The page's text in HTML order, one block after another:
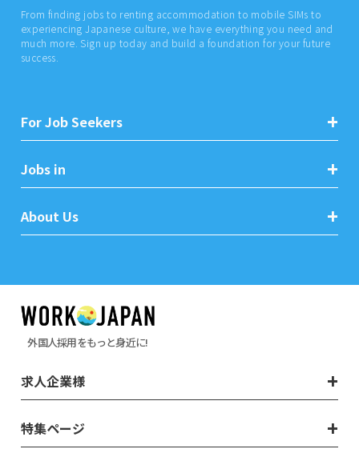
From finding jobs to renting accommodation to mobile SIMs to
experiencing Japanese culture, we have everything you need and
much more. Sign up today and build a foundation for your future
success.
For Job Seekers
Jobs in
About Us
外国人採用をもっと身近に!
求人企業様
特集ページ